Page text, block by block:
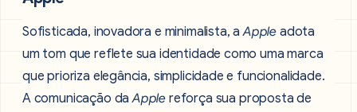
Sofisticada, inovadora e minimalista, a Apple adota
um tom que reflete sua identidade como uma marca
que prioriza elegância, simplicidade e funcionalidade.
A comunicação daApple reforça sua proposta de